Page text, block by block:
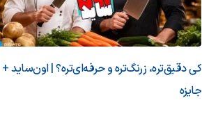
کی دقیق‌تره، زرنگ‌تره و حرفه‌ای‌تره؟ | اون‌ساید +
جایزه